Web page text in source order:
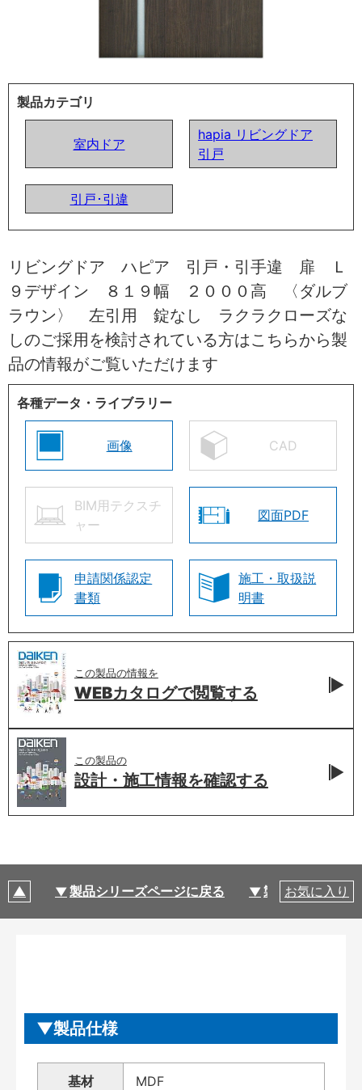
製品カテゴリ
室内ドア
hapia リビングドア
引戸
引戸･引違
リビングドア ハピア 引戸・引手違 扉 Ｌ
９デザイン ８１９幅 ２０００高 〈ダルブ
ラウン〉 左引用 錠なし ラクラクローズな
しのご採用を検討されている方はこちらから製
品の情報がご覧いただけます
各種データ・ライブラリー
画像 CAD
BIM用テクスチ
ャー
図面PDF
申請関係認定
書類
施工・取扱説
明書
この製品の情報を
WEBカタログで閲覧する
この製品の
設計・施工情報を確認する
製品シリーズページに戻る 製品仕様
お気に入り
製品仕様
基材 MDF